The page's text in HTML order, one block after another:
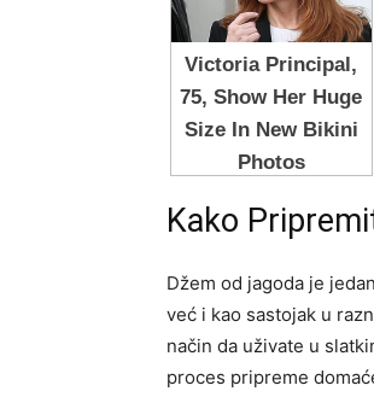
Kako
Džem od jagoda je
već i kao sastojak u
način da uživate u
proces pripreme